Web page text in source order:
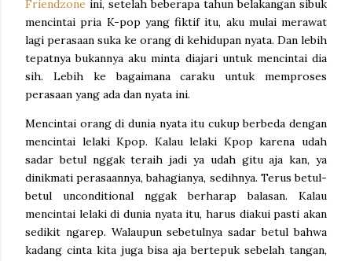
Friendzone ini, setelah beberapa tahun belakangan sibuk
mencintai pria K-pop yang fiktif itu, aku mulai merawat
lagi perasaan suka ke orang di kehidupan nyata. Dan lebih
tepatnya bukannya aku minta diajari untuk mencintai dia
sih. Lebih ke bagaimana caraku untuk memproses
perasaan yang ada dan nyata ini.
Mencintai orang di dunia nyata itu cukup berbeda dengan
mencintai lelaki Kpop. Kalau lelaki Kpop karena udah
sadar betul nggak teraih jadi ya udah gitu aja kan, ya
dinikmati perasaannya, bahagianya, sedihnya. Terus betul-
betul unconditional nggak berharap balasan. Kalau
mencintai lelaki di dunia nyata itu, harus diakui pasti akan
sedikit ngarep. Walaupun sebetulnya sadar betul bahwa
kadang cinta kita juga bisa aja bertepuk sebelah tangan,